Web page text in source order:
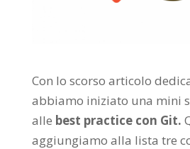
Con lo scorso articolo
abbiamo iniziato una mini
alle best practice con Git.
aggiungiamo alla lista tre